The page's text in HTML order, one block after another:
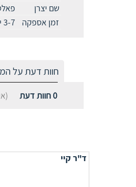
שם יצרן
זמן אספקה
3-7 ימי עסקים
חוות דעת על
0חוות דעת
ד"ר קיי